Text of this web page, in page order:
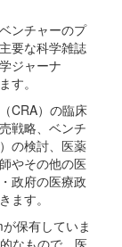
ンチャーのプ
要な科学雑誌
ジャーナ
す。
CRA）の臨床
戦略、ベンチ
の検討、医薬
やその他の医
政府の医療政
ます。
保有していま